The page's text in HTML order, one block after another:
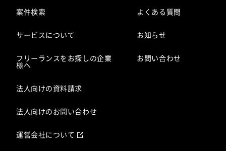
案件検索
サービスについて
フリーランスをお探しの企業
様へ
法人向けの資料請求
法人向けのお問い合わせ
よくある質問
お知らせ
お問い合わせ
運営会社について